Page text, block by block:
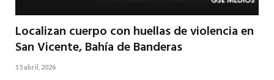
Localizan cuerpo con huellas de violencia en
San Vicente, Bahía de Banderas
15 abril, 2026